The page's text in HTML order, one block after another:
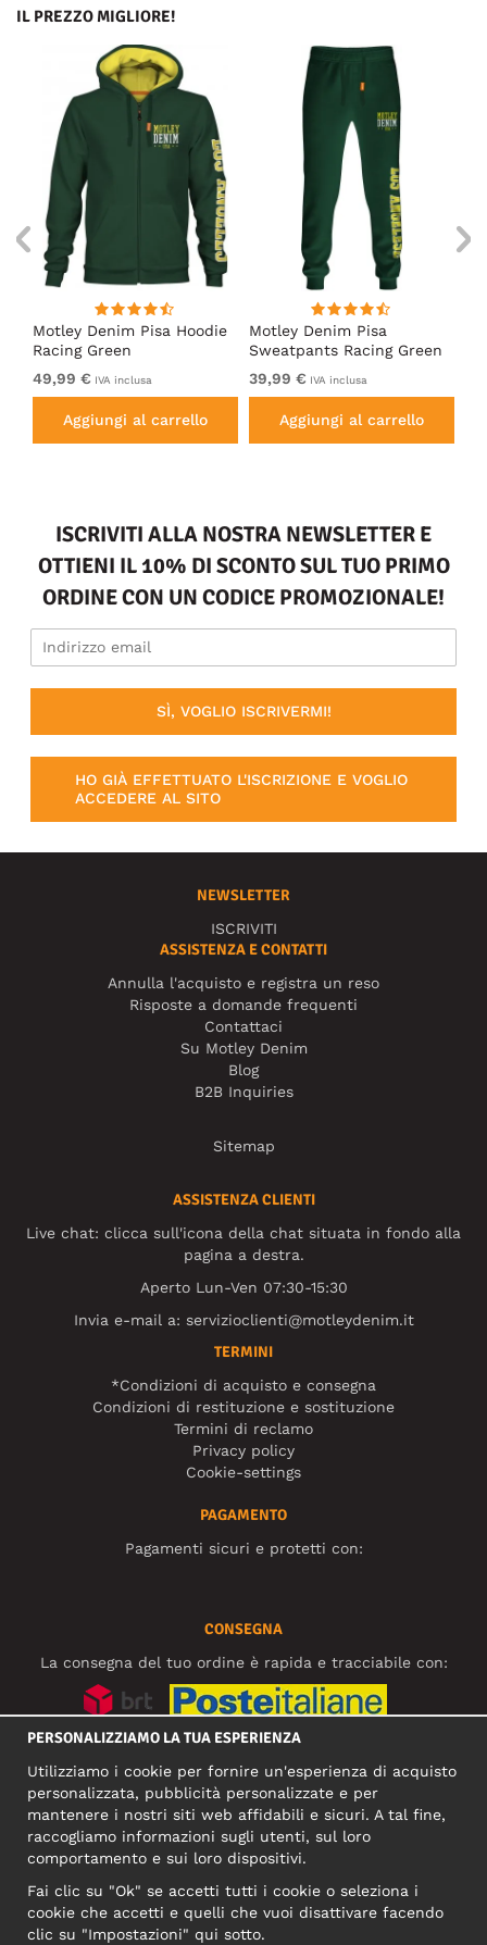
IL PREZZO MIGLIORE!
Motley Denim Pisa Hoodie
Racing Green
49,99 € IVA inclusa
Aggiungi al carrello
Motley Denim Pisa
Sweatpants Racing Green
39,99 € IVA inclusa
Aggiungi al carrello
ISCRIVITI ALLA NOSTRA NEWSLETTER E
OTTIENI IL 10% DI SCONTO SUL TUO PRIMO
ORDINE CON UN CODICE PROMOZIONALE!
SÌ, VOGLIO ISCRIVERMI!
HO GIÀ EFFETTUATO L'ISCRIZIONE E VOGLIO
ACCEDERE AL SITO
NEWSLETTER
ISCRIVITI
ASSISTENZA E CONTATTI
Annulla l'acquisto e registra un reso
Risposte a domande frequenti
Contattaci
Su Motley Denim
Blog
B2B Inquiries
Sitemap
ASSISTENZA CLIENTI
Live chat: clicca sull'icona della chat situata in fondo alla
pagina a destra.
Aperto Lun-Ven 07:30-15:30
Invia e-mail a: servizioclienti@motleydenim.it
TERMINI
*Condizioni di acquisto e consegna
Condizioni di restituzione e sostituzione
Termini di reclamo
Privacy policy
Cookie-settings
PAGAMENTO
Pagamenti sicuri e protetti con:
CONSEGNA
La consegna del tuo ordine è rapida e tracciabile con:
INDIRIZZO COMMERCIALE
Narva mnt 5, EE-10117 Tallinn
Reg: 12356245
PERSONALIZZIAMO LA TUA ESPERIENZA
Utilizziamo i cookie per fornire un'esperienza di acquisto
personalizzata, pubblicità personalizzate e per
mantenere i nostri siti web affidabili e sicuri. A tal fine,
raccogliamo informazioni sugli utenti, sul loro
comportamento e sui loro dispositivi.
Fai clic su "Ok" se accetti tutti i cookie o seleziona i
cookie che accetti e quelli che vuoi disattivare facendo
clic su "Impostazioni" qui sotto.